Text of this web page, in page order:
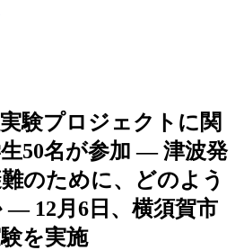
験プロジェクトに関
50名が参加 — 津波発
のために、どのよう
— 12月6日、横須賀市
を実施